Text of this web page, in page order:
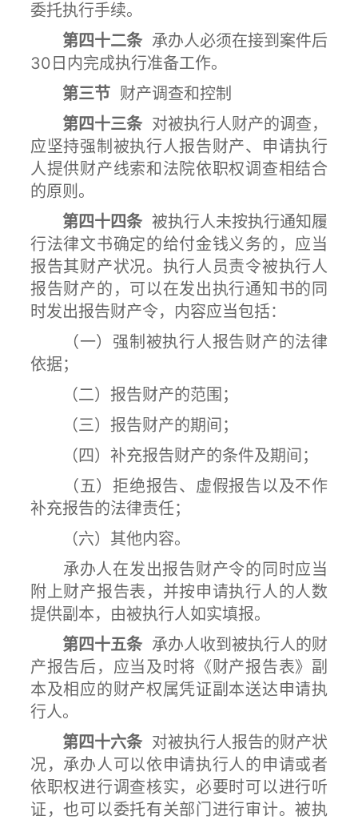
委托执行手续。
第四十二条 承办人必须在接到案件后
30日内完成执行准备工作。
第三节 财产调查和控制
第四十三条 对被执行人财产的调查，
应坚持强制被执行人报告财产、申请执行
人提供财产线索和法院依职权调查相结合
的原则。
第四十四条 被执行人未按执行通知履
行法律文书确定的给付金钱义务的，应当
报告其财产状况。执行人员责令被执行人
报告财产的，可以在发出执行通知书的同
时发出报告财产令，内容应当包括：
（一）强制被执行人报告财产的法律
依据；
（二）报告财产的范围；
（三）报告财产的期间；
（四）补充报告财产的条件及期间；
（五）拒绝报告、虚假报告以及不作
补充报告的法律责任；
（六）其他内容。
承办人在发出报告财产令的同时应当
附上财产报告表，并按申请执行人的人数
提供副本，由被执行人如实填报。
第四十五条 承办人收到被执行人的财
产报告后，应当及时将《财产报告表》副
本及相应的财产权属凭证副本送达申请执
行人。
第四十六条 对被执行人报告的财产状
况，承办人可以依申请执行人的申请或者
依职权进行调查核实，必要时可以进行听
证，也可以委托有关部门进行审计。被执